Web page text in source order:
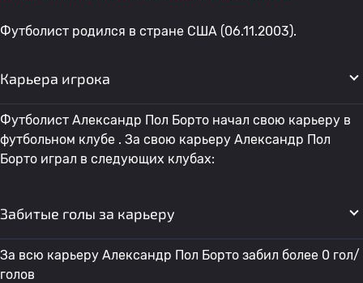
Футболист родился в стране США (06.11.2003).
Карьера игрока
Футболист Александр Пол Борто начал свою карьеру в
футбольном клубе . За свою карьеру Александр Пол
Борто играл в следующих клубах:
Забитые голы за карьеру
За всю карьеру Александр Пол Борто забил более 0 гол/
голов